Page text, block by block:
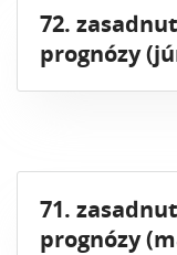
72.
prognózy
71.
prognózy